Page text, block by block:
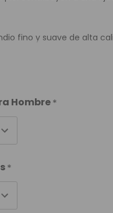
fino y suave de alta
Hombre*
*